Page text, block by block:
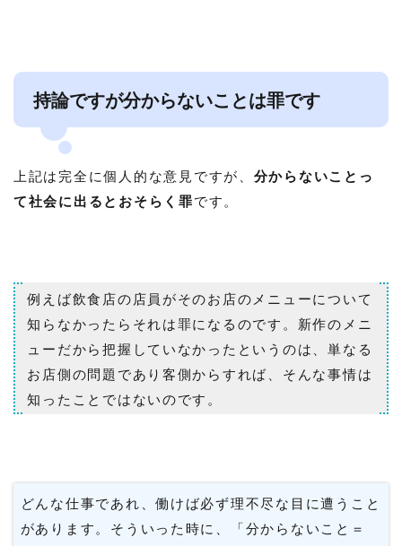
持論ですが分からないことは罪です
上記は完全に個人的な意見ですが、 分からないことっ
て社会に出るとおそらく罪です。
例えば飲食店の店員がそのお店のメニューについて
知らなかったらそれは罪になるのです。新作のメニ
ューだから把握していなかったというのは、単なる
お店側の問題であり客側からすれば、そんな事情は
知ったことではないのです。
どんな仕事であれ、働けば必ず理不尽な目に遭うこと
があります。そういった時に、「分からないこと＝